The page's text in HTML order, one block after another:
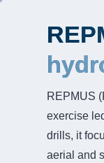
REPMUS
exercise
drills, it
aerial and